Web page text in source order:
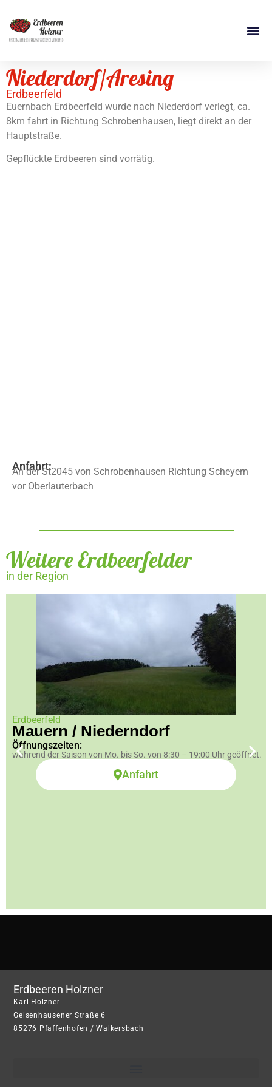
Niederdorf/Aresing
Erdbeerfeld
Euernbach Erdbeerfeld wurde nach Niederdorf verlegt, ca.
8km fahrt in Richtung Schrobenhausen, liegt direkt an der
Hauptstraße.
Gepflückte Erdbeeren sind vorrätig.
Anfahrt:
An der St2045 von Schrobenhausen Richtung Scheyern
vor Oberlauterbach
Weitere Erdbeerfelder
in der Region
Erdbeerfeld
Mauern / Niederndorf
Öffnungszeiten:
während der Saison von Mo. bis So. von 8:30 – 19:00 Uhr geöffnet.
Anfahrt
Erdbeeren Holzner
Karl Holzner
Geisenhausener Straße 6
85276 Pfaffenhofen / Walkersbach